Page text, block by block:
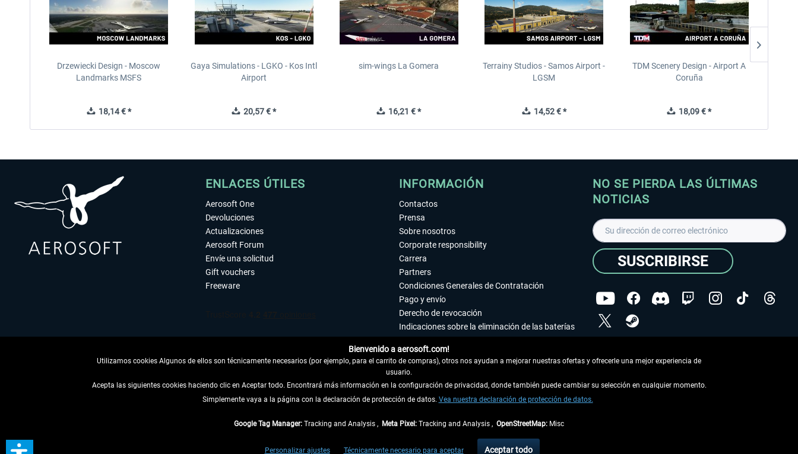
Drzewiecki Design - Moscow
Landmarks MSFS
18,14 € *
Gaya Simulations - LGKO - Kos Intl
Airport
20,57 € *
sim-wings La Gomera
16,21 € *
Terrainy Studios - Samos Airport -
LGSM
14,52 € *
TDM Scenery Design - Airport A
Coruña
18,09 € *
ENLACES ÚTILES
Aerosoft One
Devoluciones
Actualizaciones
Aerosoft Forum
Envíe una solicitud
Gift vouchers
Freeware
DESISTIR DEL CONTRATO
INFORMACIÓN
Contactos
Prensa
Sobre nosotros
Corporate responsibility
Carrera
Partners
Condiciones Generales de Contratación
Pago y envío
Derecho de revocación
Indicaciones sobre la eliminación de las baterías
Accesibilidad
Aviso legal
NO SE PIERDA LAS ÚLTIMAS
NOTICIAS
SUSCRIBIRSE
Copyright © Aerosoft GmbH - Todos los derechos
así como las posibles tasas de recepción si no se describe lo contrario
Bienvenido a aerosoft.com!
Utilizamos cookies Algunos de ellos son técnicamente necesarios (por ejemplo, para el carrito de compras), otros nos ayudan a mejorar nuestras ofertas y ofrecerle una mejor experiencia de
usuario.
Acepta las siguientes cookies haciendo clic en Aceptar todo. Encontrará más información en la configuración de privacidad, donde también puede cambiar su selección en cualquier momento.
Simplemente vaya a la página con la declaración de protección de datos. Vea nuestra declaración de protección de datos.
Google Tag Manager: Tracking and Analysis , Meta Pixel: Tracking and Analysis , OpenStreetMap: Misc
Personalizar ajustes Técnicamente necesario para aceptar Aceptar todo